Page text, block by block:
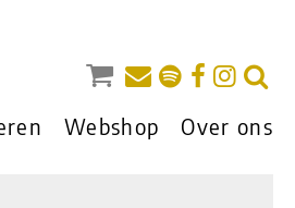
Webshop Over ons